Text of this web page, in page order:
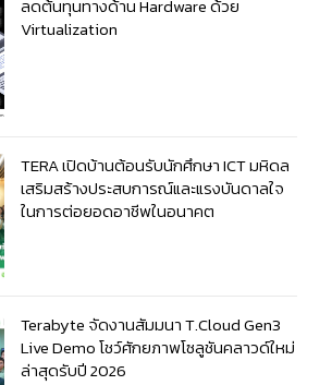
ลดต้นทุนทางด้าน Hardware ด้วย
Virtualization
TERA เปิดบ้านต้อนรับนักศึกษา ICT มหิดล
เสริมสร้างประสบการณ์และแรงบันดาลใจ
ในการต่อยอดอาชีพในอนาคต
Terabyte จัดงานสัมมนา T.Cloud Gen3
Live Demo โชว์ศักยภาพโซลูชันคลาวด์ใหม่
ล่าสุดรับปี 2026